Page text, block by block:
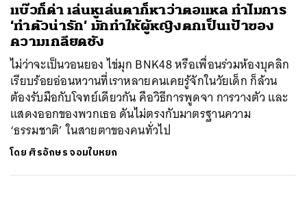
แบ๊วก็ด่า เล่นหูเล่นตาก็หาว่าตอแหล ทำไมการ
‘ทำตัวน่ารัก’ มักทำให้ผู้หญิงตกเป็นเป้าของ
ความเกลียดชัง
ไม่ว่าจะเป็นวอนยอง ไข่มุก BNK48 หรือเพื่อนร่วมห้องบุคลิก
เรียบร้อยอ่อนหวานที่เราหลายคนเคยรู้จักในวัยเด็ก ก็ล้วน
ต้องรับมือกับโจทย์เดียวกัน คือวิธีการพูดจา การวางตัว และ
แสดงออกของพวกเธอ ดันไม่ตรงกับมาตรฐานความ
‘ธรรมชาติ’ ในสายตาของคนทั่วไป
โดย ศิรอักษร จอมใบหยก